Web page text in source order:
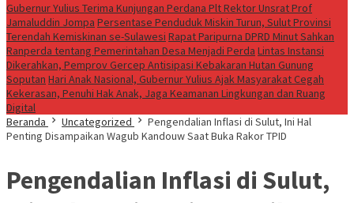
Gubernur Yulius Terima Kunjungan Perdana Plt Rektor Unsrat Prof
Jamaluddin Jompa Persentase Penduduk Miskin Turun, Sulut Provinsi
Terendah Kemiskinan se-Sulawesi Rapat Paripurna DPRD Minut Sahkan
Ranperda tentang Pemerintahan Desa Menjadi Perda Lintas Instansi
Dikerahkan, Pemprov Gercep Antisipasi Kebakaran Hutan Gunung
Soputan Hari Anak Nasional, Gubernur Yulius Ajak Masyarakat Cegah
Kekerasan, Penuhi Hak Anak, Jaga Keamanan Lingkungan dan Ruang
Digital
Beranda
Uncategorized
Pengendalian Inflasi di Sulut, Ini Hal
Penting Disampaikan Wagub Kandouw Saat Buka Rakor TPID
Pengendalian Inflasi di Sulut,